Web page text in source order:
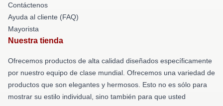
Contáctenos
Ayuda al cliente (FAQ)
Mayorista
Nuestra tienda
Ofrecemos productos de alta calidad diseñados específicamente
por nuestro equipo de clase mundial. Ofrecemos una variedad de
productos que son elegantes y hermosos. Esto no es sólo para
mostrar su estilo individual, sino también para que usted